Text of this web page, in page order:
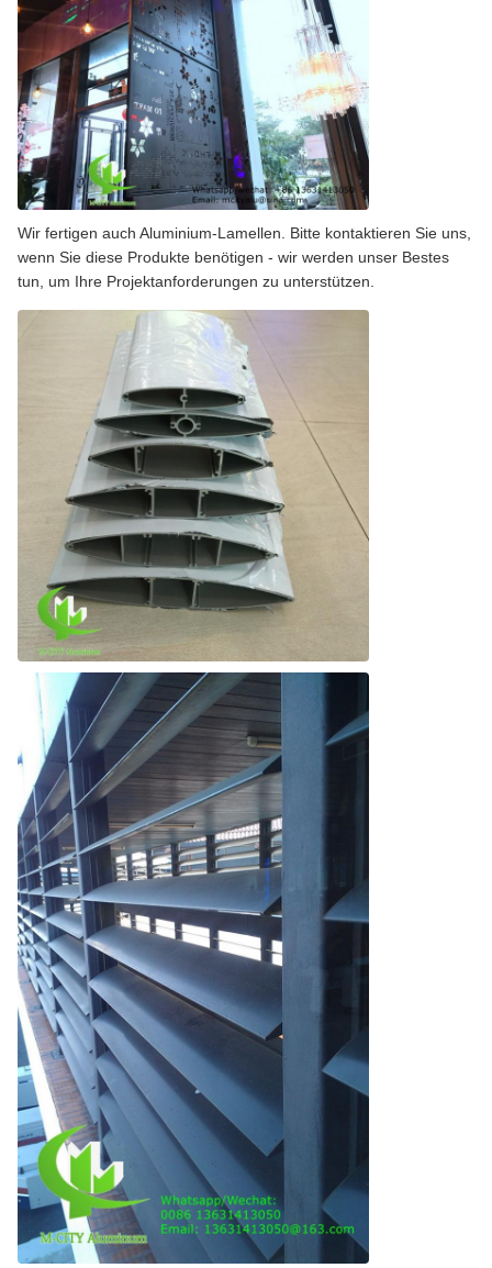
Wir fertigen auch Aluminium-Lamellen. Bitte kontaktieren Sie uns,
wenn Sie diese Produkte benötigen - wir werden unser Bestes
tun, um Ihre Projektanforderungen zu unterstützen.